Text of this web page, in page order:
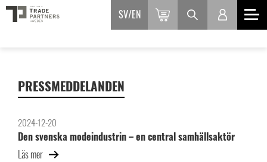
SV EN
PRESSMEDDELANDEN
2024-12-20
Den svenska modeindustrin – en central samhällsaktör
Läs mer